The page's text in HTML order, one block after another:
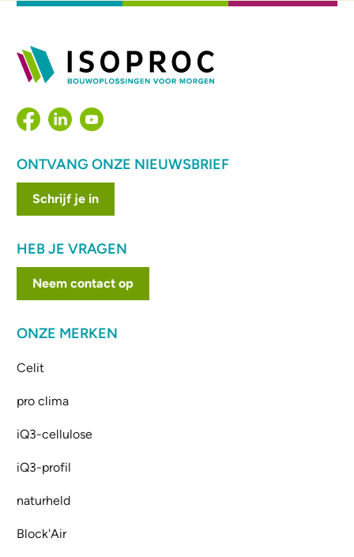
ONTVANG ONZE NIEUWSBRIEF
Schrijf je in
HEB JE VRAGEN
Neem contact op
ONZE MERKEN
Celit
pro clima
iQ3-cellulose
iQ3-profil
naturheld
Block'Air